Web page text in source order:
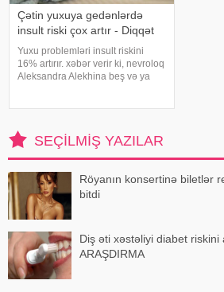
Çətin yuxuya gedənlərdə
insult riski çox artır - Diqqət
Yuxu problemləri insult riskini
16% artırır. xəbər verir ki, nevroloq
Aleksandra Alekhina beş və ya
həyatSEÇILMIŞ YAZILAR
Röyanın konsertinə biletlər
bitdi
Diş əti xəstəliyi diabet riskini
ARAŞDIRMA